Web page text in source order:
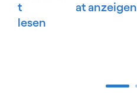
t
lesen
at anzeigen